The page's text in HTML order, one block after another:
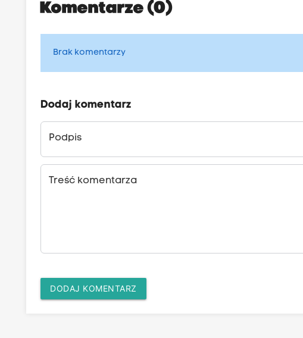
Komentarze (0)
Brak komentarzy
Dodaj komentarz
Podpis
Treść komentarza
DODAJ KOMENTARZ